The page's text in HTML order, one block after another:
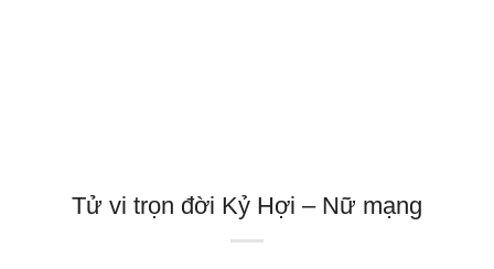
Tử vi trọn đời Kỷ Hợi – Nữ mạng